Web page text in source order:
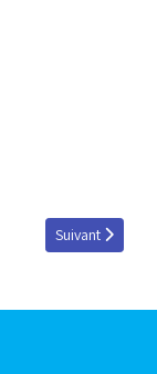
pronosArticle suivant :
Suivant